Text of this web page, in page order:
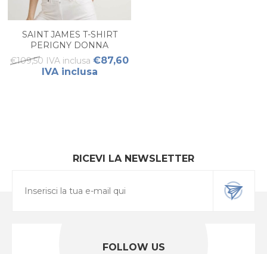
SAINT JAMES T-SHIRT
PERIGNY DONNA
€109,50 IVA inclusa €87,60
IVA inclusa
RICEVI LA NEWSLETTER
FOLLOW US